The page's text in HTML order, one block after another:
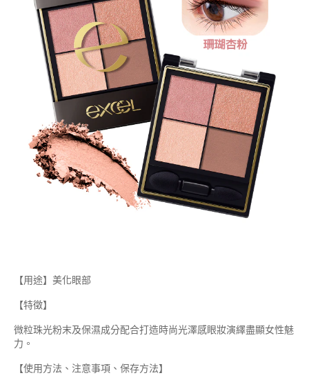
【用途】美化眼部
【特徵】
微粒珠光粉末及保濕成分配合打造時尚光澤感眼妝演繹盡顯女性魅
力。
【使用方法、注意事項、保存方法】